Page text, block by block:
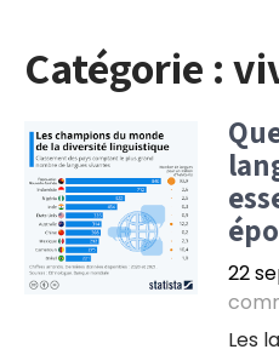
Catégorie :
22
Les